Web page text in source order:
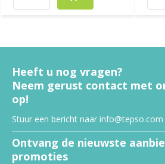
Heeft u nog vragen?
Neem gerust contact met
op!
Stuur een bericht naar info@tepso.com
Ontvang de nieuwste
promoties